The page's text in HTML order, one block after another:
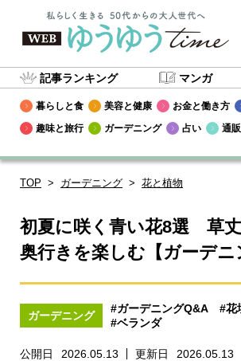
記事ランキング マンガ
暮らしと食 美容と健康 お金と働き方
趣味と旅行
ガーデニング 占い 通販
TOP ガーデニング 花と植物
初夏に咲く青い花8選 草
奥行きを楽しむ【ガーデニ
ガーデニング
#ガーデニングQ&A #花
#ベランダ
公開日 2026.05.13 更新日
2026.05.13